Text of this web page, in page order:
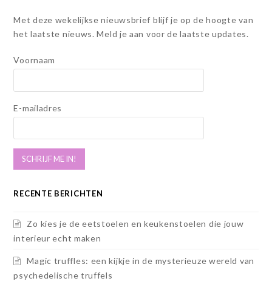
Met deze wekelijkse nieuwsbrief blijf je op de hoogte van
het laatste nieuws. Meld je aan voor de laatste updates.
Voornaam
E-mailadres
RECENTE BERICHTEN
Zo kies je de eetstoelen en keukenstoelen die jouw
interieur echt maken
Magic truffles: een kijkje in de mysterieuze wereld van
psychedelische truffels